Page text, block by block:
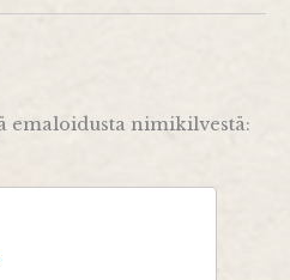
emaloidusta nimikilvestä: